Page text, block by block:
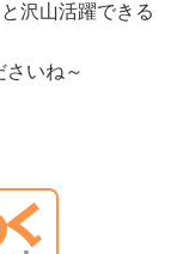
沢山活躍できる
いね～